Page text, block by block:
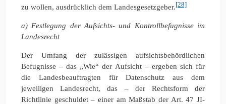
zu wollen, ausdrücklich dem Landesgesetzgeber.[28]
a) Festlegung der Aufsichts- und Kontrollbefugnisse im
Landesrecht
Der Umfang der zulässigen aufsichtsbehördlichen
Befugnisse – das „Wie“ der Aufsicht – ergeben sich für
die Landesbeauftragten für Datenschutz aus dem
jeweiligen Landesrecht, das – der Rechtsform der
Richtlinie geschuldet – einer am Maßstab der Art. 47 JI-